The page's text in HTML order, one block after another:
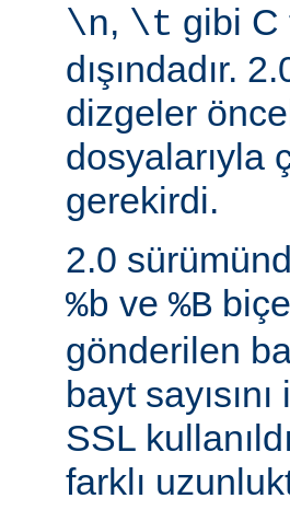
\n, \t gibi C
dışındadır.
dizgeler
dosyalarıyla
gerekirdi.
2.0
%b ve %B
gönderilen
bayt
SSL
farklı